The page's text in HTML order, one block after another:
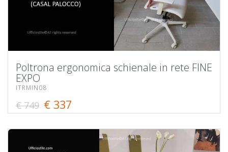
Poltrona ergonomica schienale in rete FINE
EXPO
ITRMIN08
€ 749 € 337